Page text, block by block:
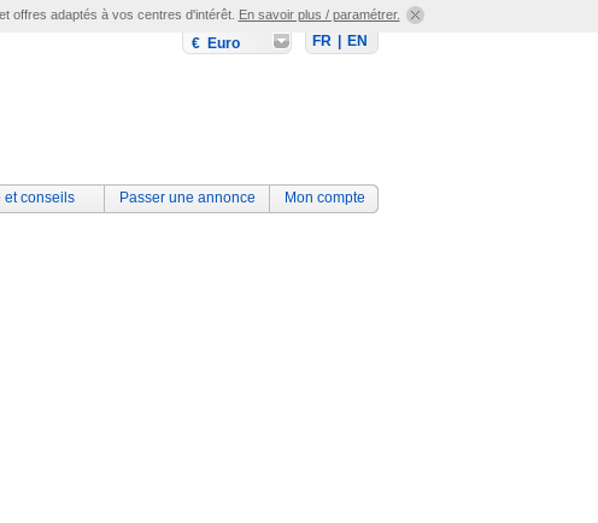
offres adaptés à vos centres d'intérêt. En savoir plus / paramétrer.
FR EN
€ Euro
et conseils Passer une annonce Mon compte